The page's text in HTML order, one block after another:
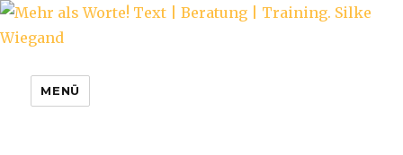
Mehr als Worte! Text | Beratung |
MENÜ